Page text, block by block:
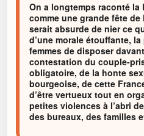
On a longtemps raconté
comme une grande fête de
serait absurde de nier ce
d’une morale étouffante,
femmes de disposer
contestation du couple-
obligatoire, de la honte
bourgeoise, de cette
d’être vertueux tout en
petites violences à l’abri
des bureaux, des familles